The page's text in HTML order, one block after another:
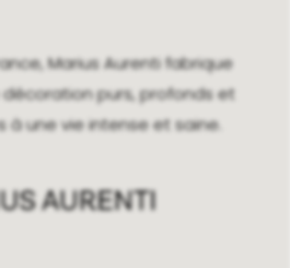
Marius Aurenti fabrique
purs, profonds et
à une vie intense et saine.